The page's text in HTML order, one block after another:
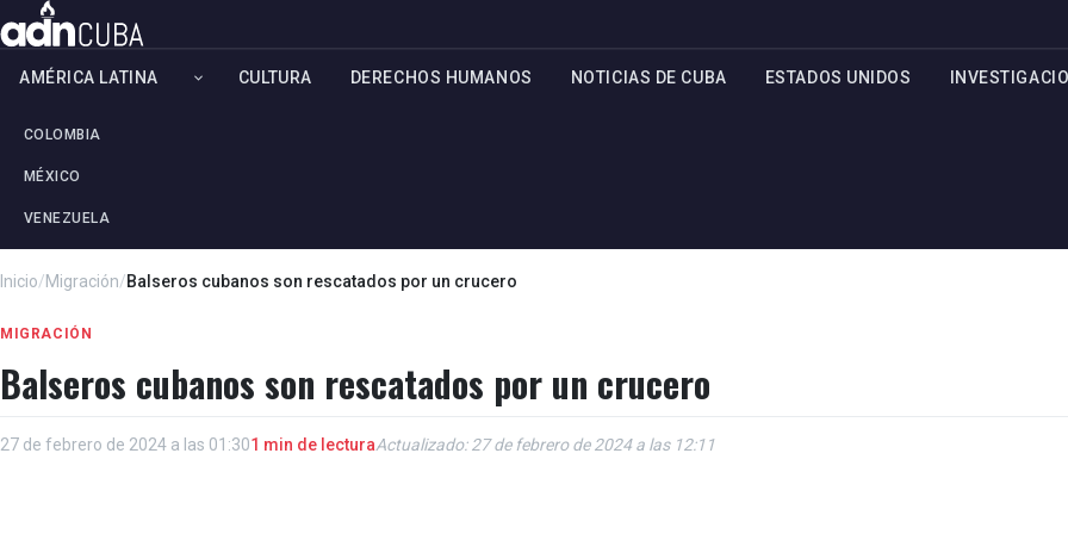
AMÉRICA LATINA
COLOMBIA
MÉXICO
VENEZUELA
CULTURA DERECHOS HUMANOS NOTICIAS DE CUBA ESTADOS UNIDOS
Inicio/Migración/Balseros cubanos son rescatados por un crucero
MIGRACIÓN
Balseros cubanos son rescatados por un crucero
27 de febrero de 2024 a las 01:301 min de lecturaActualizado: 27 de febrero de 2024 a las 12:11